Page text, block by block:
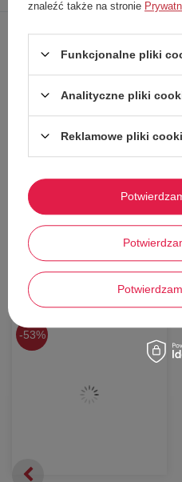
Koszulka dla fanów Marvel'a
Klasyczny
krój
Uniwersalny kolor
Stwórz
53%
znaleźć także na stronie
Funkcjonalne pliki
Analityczne pliki
Reklamowe pliki